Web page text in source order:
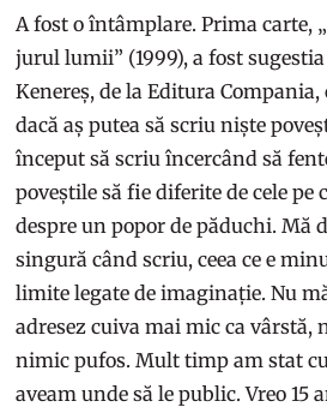
A fost o întâmplare. Prima carte,
jurul lumii” (1999), a fost
Kenereș, de la Editura
dacă aș putea să scriu niște
început să scriu încercând să
poveștile să fie diferite de cele pe
despre un popor de păduchi. Mă
singură când scriu, ceea ce e
limite legate de imaginație. Nu
adresez cuiva mai mic ca vârstă,
nimic pufos. Mult timp am stat
aveam unde să le public. Vreo 15